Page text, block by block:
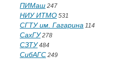
ПИМаш 247
НИУ ИТМО 531
СГТУ им. Гагарина 114
СахГУ278
СЗТУ484
СибАГС 249